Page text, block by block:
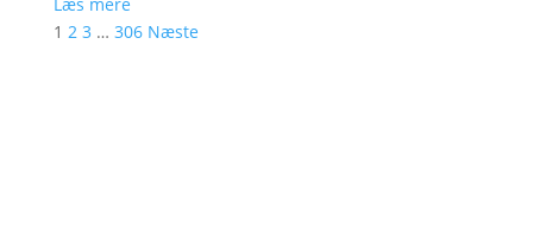
1 2 3 … 306 Næste